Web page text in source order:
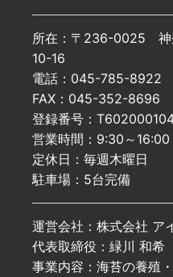
所在：〒236-0025 神
10-16
電話：045-785-8922
FAX：045-352-8696
登録番号：
営業時間：9:30～16:00
定休日：毎週木曜日
駐車場：5台完備
運営会社：株式会社 ア
代表取締役：緑川 和希
事業内容：海苔の養殖